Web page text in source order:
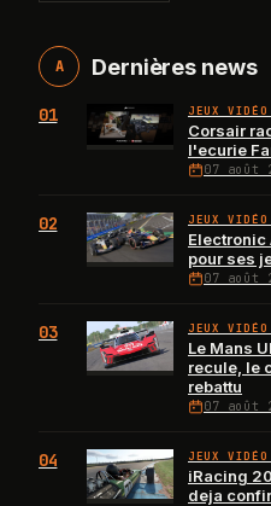
A Dernières news
01 JEUX
Corsair
l'ecurie
07 août
02 JEUX
Electronic
pour ses
07 août
03 JEUX
Le Mans
recule, le
rebattu
07 août
04 JEUX
iRacing
deja